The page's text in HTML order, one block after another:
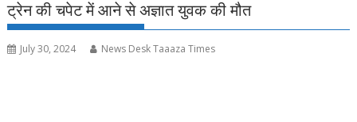
ट्रेन की चपेट में आने से अज्ञात युवक की मौत
July 30, 2024 News Desk Taaaza Times